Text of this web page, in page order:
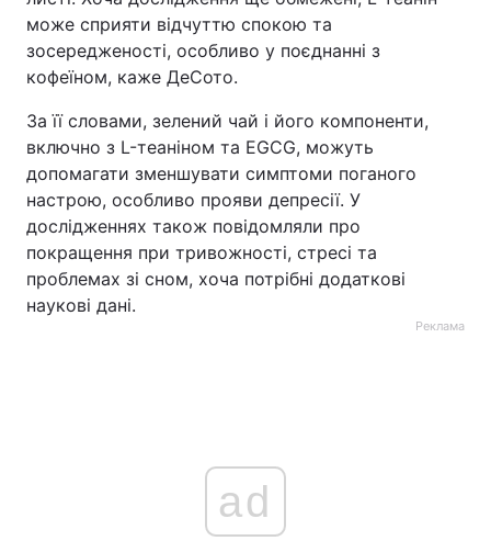
може сприяти відчуттю спокою та
зосередженості, особливо у поєднанні з
кофеїном, каже ДеСото.
За її словами, зелений чай і його компоненти,
включно з L-теаніном та EGCG, можуть
допомагати зменшувати симптоми поганого
настрою, особливо прояви депресії. У
дослідженнях також повідомляли про
покращення при тривожності, стресі та
проблемах зі сном, хоча потрібні додаткові
наукові дані.
Реклама
ad